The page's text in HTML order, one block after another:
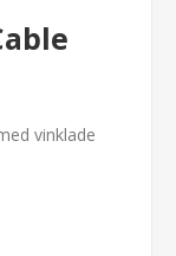
vinklade